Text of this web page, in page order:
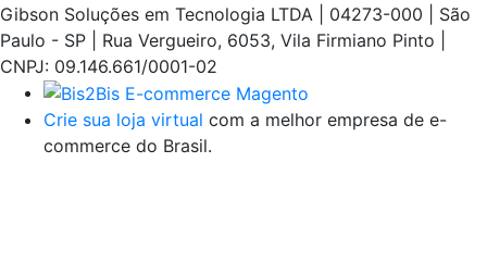
Gibson Soluções em Tecnologia LTDA | 04273-000 | São
Paulo - SP | Rua Vergueiro, 6053, Vila Firmiano Pinto |
CNPJ: 09.146.661/0001-02
Crie sua loja virtual com a melhor empresa de e-
commerce do Brasil.